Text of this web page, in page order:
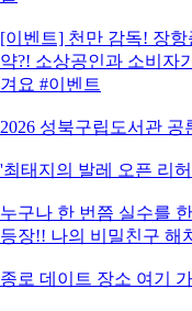
[이벤트] 천만 감독! 장
약?! 소상공인과 소비자
겨요 #이벤트
2026 성북구립도서관 공
'최태지의 발레 오픈 리
누구나 한 번쯤 실수를
등장!! 나의 비밀친구 해
종로 데이트 장소 여기